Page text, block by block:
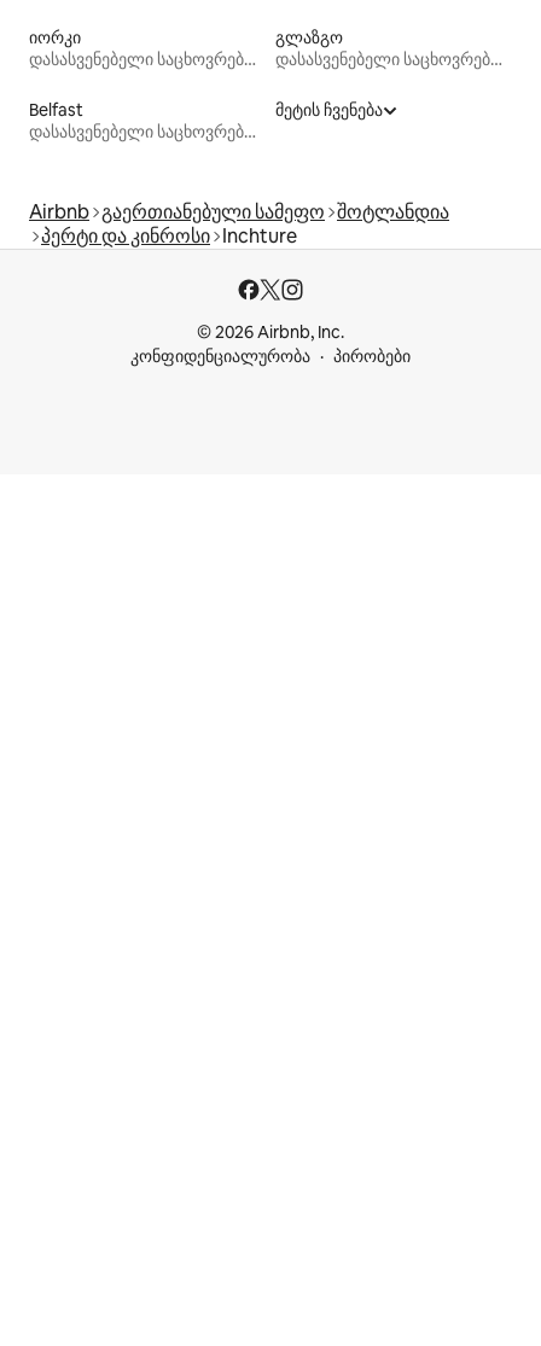
იორკი
დასასვენებელი საცხოვრებლები
გლაზგო
დასასვენებელი საცხოვრებლები
Belfast
დასასვენებელი საცხოვრებლები
მეტის ჩვენება
Airbnb გაერთიანებული სამეფო შოტლანდია
პერტი და კინროსი Inchture
© 2026 Airbnb, Inc.
კონფიდენციალურობა
პირობები